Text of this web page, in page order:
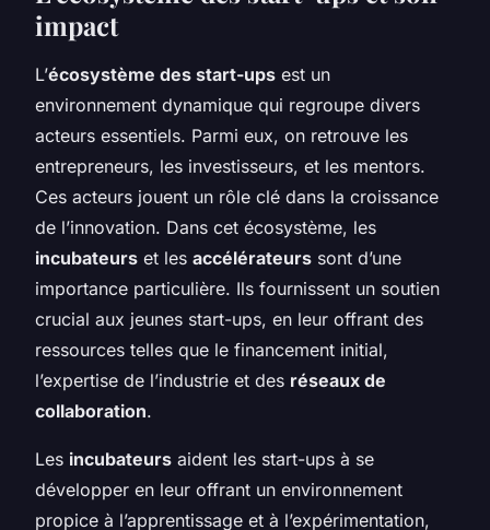
impact
L’écosystème des start-ups est un
environnement dynamique qui regroupe divers
acteurs essentiels. Parmi eux, on retrouve les
entrepreneurs, les investisseurs, et les mentors.
Ces acteurs jouent un rôle clé dans la croissance
de l’innovation. Dans cet écosystème, les
incubateurs et les accélérateurs sont d’une
importance particulière. Ils fournissent un soutien
crucial aux jeunes start-ups, en leur offrant des
ressources telles que le financement initial,
l’expertise de l’industrie et des réseaux de
collaboration.
Les incubateurs aident les start-ups à se
développer en leur offrant un environnement
propice à l’apprentissage et à l’expérimentation,